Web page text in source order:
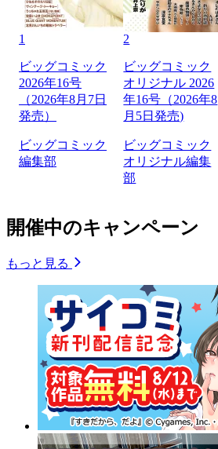
1
ビッグコミック
2026年16号
（2026年8月7日
発売）
ビッグコミック
編集部
2
ビッグコミック
オリジナル 2026
年16号（2026年8
月5日発売)
ビッグコミック
オリジナル編集
部
開催中のキャンペーン
もっと見る